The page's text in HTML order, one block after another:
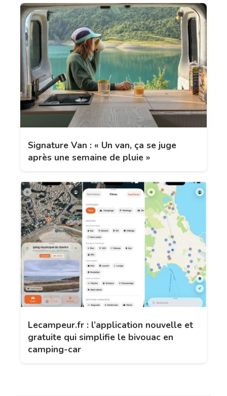
Signature Van : « Un van, ça se juge
après une semaine de pluie »
Lecampeur.fr : l’application nouvelle et
gratuite qui simplifie le bivouac en
camping-car